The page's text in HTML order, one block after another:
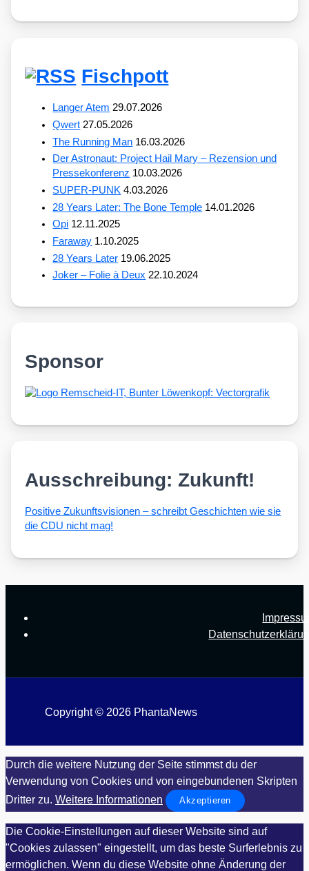
Fischpott
Langer Atem 29.07.2026
Qwert 27.05.2026
The Running Man 16.03.2026
Der Astronaut: Project Hail Mary – Rezension und
Pressekonferenz 10.03.2026
SUPER-PUNK 4.03.2026
28 Years Later: The Bone Temple 14.01.2026
Opi 12.11.2025
Faraway 1.10.2025
28 Years Later 19.06.2025
Joker – Folie à Deux 22.10.2024
Sponsor
Ausschreibung: Zukunft!
Posi­ti­ve Zukunfts­vi­sio­nen – schreibt Geschich­ten wie sie
die CDU nicht mag!
Copyright © 2026 PhantaNews
Durch die weitere Nutzung der Seite stimmst du der
Verwendung von Cookies und von eingebundenen Skripten
Dritter zu. Weitere Informationen Akzeptieren
Die Cookie-Einstellungen auf dieser Website sind auf
"Cookies zulassen" eingestellt, um das beste Surferlebnis zu
ermöglichen. Wenn du diese Website ohne Änderung der